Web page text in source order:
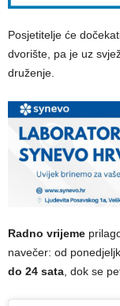
Posjetitelje će
dvorište, pa je uz
druženje.
Radno vrijeme
navečer: od
do 24 sata , dok se